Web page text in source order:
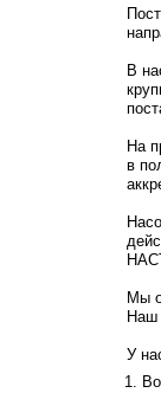
В
На
в
Мы
Наш
У